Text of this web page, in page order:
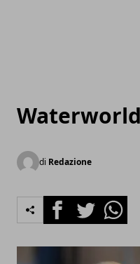
di Redazione
FacebookTwitter